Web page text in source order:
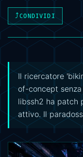
⤴CONDIVIDI
Il ricercatore
of-concept
libssh2 ha patch
attivo. Il